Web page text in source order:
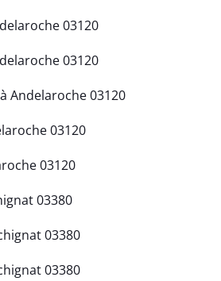
03120
03120
Andelaroche 03120
03120
03120
03380
03380
03380